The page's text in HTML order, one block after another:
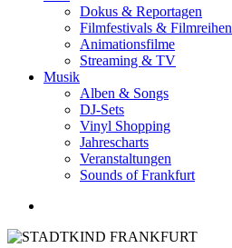
Dokus & Reportagen
Filmfestivals & Filmreihen
Animationsfilme
Streaming & TV
Musik
Alben & Songs
DJ-Sets
Vinyl Shopping
Jahrescharts
Veranstaltungen
Sounds of Frankfurt